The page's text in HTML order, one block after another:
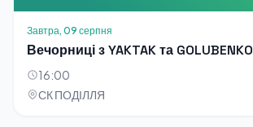
Завтра, 09 серпня
Вечорниці з YAKTAK та GOLUBENKO
16:00
СК ПОДІЛЛЯ